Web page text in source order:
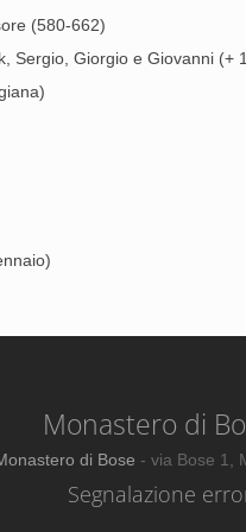
(580-662)
Sergio, Giorgio e Giovanni (+
Monastero di
di Bose - via Bose 1,
Segnalazione